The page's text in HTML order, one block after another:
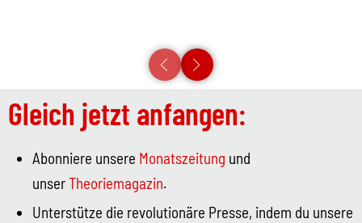
Gleich jetzt anfangen:
Abonniere unsere Monatszeitung und
unserTheoriemagazin.
Unterstütze die revolutionäre Presse, indem du unsere